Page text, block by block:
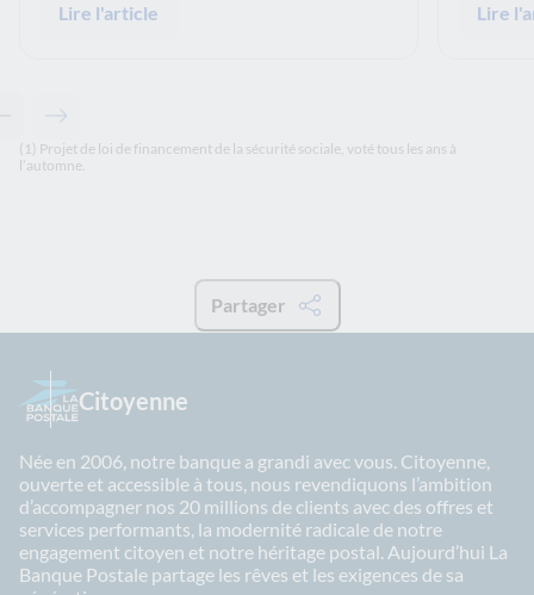
Lire l'article Lire
Contenu précédent - À lire également
Contenu suivant - À lire également
(1) Projet de loi de financement de la sécurité sociale, voté tous les ans à
l’automne.
Partager
Citoyenne
Née en 2006, notre banque a grandi avec vous. Citoyenne,
ouverte et accessible à tous, nous revendiquons l’ambition
d’accompagner nos 20 millions de clients avec des offres et
services performants, la modernité radicale de notre
engagement citoyen et notre héritage postal. Aujourd’hui La
Banque Postale partage les rêves et les exigences de sa